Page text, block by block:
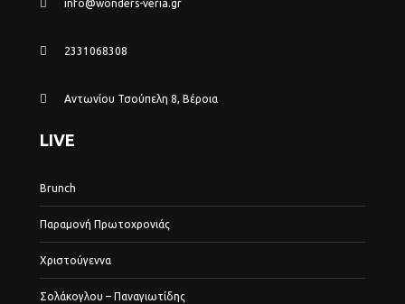
info@wonders-veria.gr
2331068308
Αντωνίου Τσούπελη 8, Βέροια
LIVE
Brunch
Παραμονή Πρωτοχρονιάς
Χριστούγεννα
Σολάκογλου – Παναγιωτίδης